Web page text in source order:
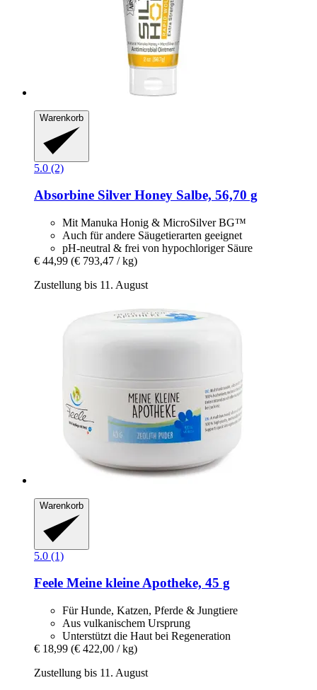
Warenkorb
5.0 (2)
Absorbine Silver Honey Salbe, 56,70 g
Mit Manuka Honig & MicroSilver BG™
Auch für andere Säugetierarten geeignet
pH-neutral & frei von hypochloriger Säure
€ 44,99 (€ 793,47 / kg)
Zustellung bis 11. August
Warenkorb
5.0 (1)
Feele Meine kleine Apotheke, 45 g
Für Hunde, Katzen, Pferde & Jungtiere
Aus vulkanischem Ursprung
Unterstützt die Haut bei Regeneration
€ 18,99 (€ 422,00 / kg)
Zustellung bis 11. August